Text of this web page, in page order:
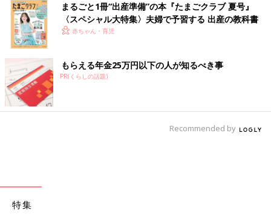
まるごと1冊“出産準備”の本『たまごクラブ 夏号』
〈スペシャル大特集〉夫婦で予習する 出産の教科書
赤ちゃん・育児
もらえる年金25万円以下の人が知るべき事
PR(くらしの話題)
Recommended by
特集